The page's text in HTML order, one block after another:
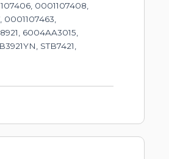
0001107408,
6004AA3015,
STB7421,